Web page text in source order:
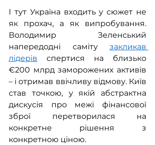
І тут Україна входить у сюжет не
як прохач, а як випробування.
Володимир Зеленський
напередодні саміту закликав
лідерів спертися на близько
€200 млрд заморожених активів
– і отримав ввічливу відмову. Київ
став точкою, у якій абстрактна
дискусія про межі фінансової
зброї перетворилася на
конкретне рішення з
конкретною ціною.